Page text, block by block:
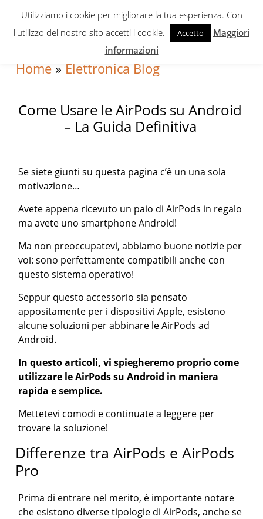
Skip
navigation
Skip
Skip
sidebar
Home » Elettronica Blog
Come Usare le AirPods su Android
– La Guida Definitiva
Se siete giunti su questa pagina c’è un una sola
motivazione…
Avete appena ricevuto un paio di AirPods in regalo
ma avete uno smartphone Android!
Ma non preoccupatevi, abbiamo buone notizie per
voi: sono perfettamente compatibili anche con
questo sistema operativo!
Seppur questo accessorio sia pensato
appositamente per i dispositivi Apple, esistono
alcune soluzioni per abbinare le AirPods ad
Android.
In questo articoli, vi spiegheremo proprio come
utilizzare le AirPods su Android in maniera
rapida e semplice.
Mettetevi comodi e continuate a leggere per
trovare la soluzione!
Differenze tra AirPods e AirPods
Pro
Prima di entrare nel merito, è importante notare
che esistono diverse tipologie di AirPods, anche se
Utilizziamo i cookie per migliorare la tua esperienza. Con
l'utilizzo del nostro sito accetti i cookie.
Accetto
Maggiori
informazioni